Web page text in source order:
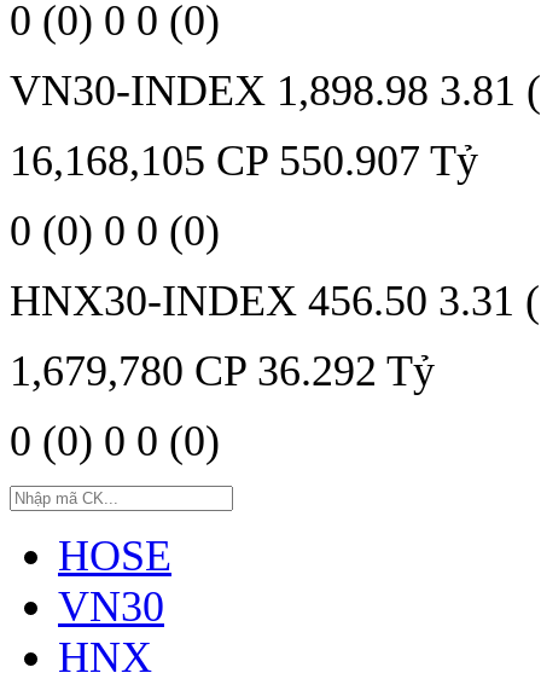
0 (0) 0 0 (0)
VN30-INDEX 1,898.98 3.81
16,168,105 CP 550.907 Tỷ
0 (0) 0 0 (0)
HNX30-INDEX 456.50 3.31
1,679,780 CP 36.292 Tỷ
0 (0) 0 0 (0)
HOSE
VN30
HNX